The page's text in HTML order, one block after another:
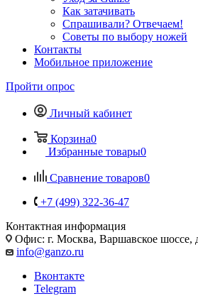
Как затачивать
Спрашивали? Отвечаем!
Советы по выбору ножей
Контакты
Мобильное приложение
Пройти опрос
Личный кабинет
Корзина0
Избранные товары0
Сравнение товаров0
+7 (499) 322-36-47
Контактная информация
Офис: г. Москва, Варшавское шоссе,
info@ganzo.ru
Вконтакте
Telegram